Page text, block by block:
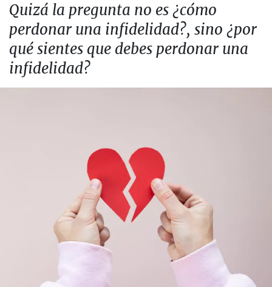
Quizá la pregunta no es ¿cómo
perdonar una infidelidad?, sino ¿por
qué sientes que debes perdonar una
infidelidad?